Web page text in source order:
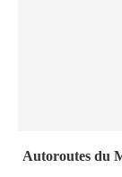
Autoroutes du